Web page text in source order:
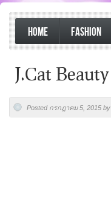
HOME FASHION
J.Cat Beauty
Posted กรกฎาคม 5, 2015